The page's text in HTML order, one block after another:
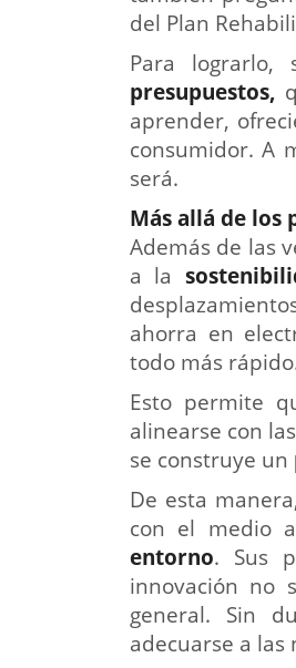
del Plan
Para lograrlo,
presupuestos,
aprender,
consumidor. A
será.
Más allá de los
Además de las
a la
ahorra en
todo más
Esto permite
alinearse con
se construye un
De esta
con el medio
entorno. Sus
innovación no
general. Sin
adecuarse a las